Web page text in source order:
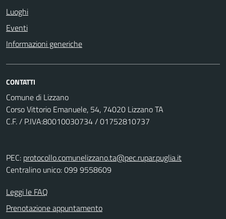
Luoghi
Eventi
Informazioni generiche
CONTATTI
Comune di Lizzano
Corso Vittorio Emanuele, 54, 74020 Lizzano TA
C.F. / P.IVA:80010030734 / 01752810737
PEC: protocollo.comunelizzano.ta@pec.rupar.puglia.it
Centralino unico: 099 9558609
Leggi le FAQ
Prenotazione appuntamento